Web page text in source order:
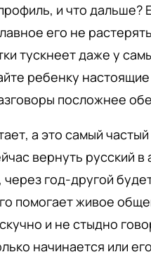
и что дальше?
его не
тускнеет даже у
ребенку настоящие
посложнее
а это самый
вернуть русский в
год-другой
помогает живое
и не стыдно
начинается или